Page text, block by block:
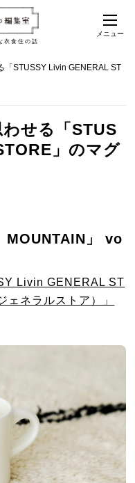
衣食住の話
メニュー
「STUSSY Livin GENERAL ST
せる「STUS
」のマグ
」 vo
Livin GENERAL ST
ネラルストア）」